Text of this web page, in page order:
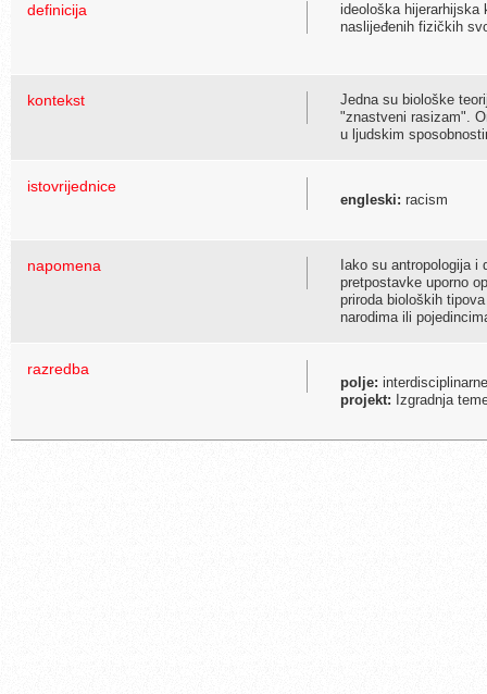
definicija
ideološka hijerarhijska
naslijeđenih fizičkih
kontekst
Jedna su biološke
"znastveni rasizam".
u ljudskim
istovrijednice
engleski: racism
napomena
Iako su antropologija
pretpostavke uporno
priroda bioloških
narodima ili
razredba
polje:
projekt: Izgradnja